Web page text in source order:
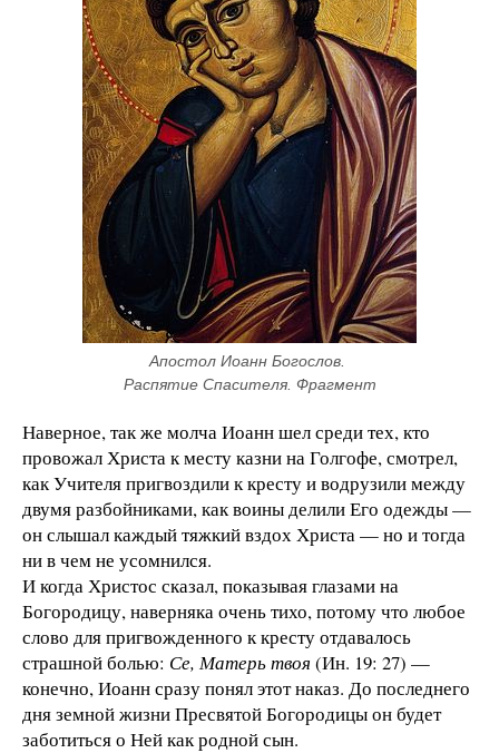
Апостол Иоанн Богослов.
Распятие Спасителя. Фрагмент
Наверное, так же молча Иоанн шел среди тех, кто
провожал Христа к месту казни на Голгофе, смотрел,
как Учителя пригвоздили к кресту и водрузили между
двумя разбойниками, как воины делили Его одежды —
он слышал каждый тяжкий вздох Христа — но и тогда
ни в чем не усомнился.
И когда Христос сказал, показывая глазами на
Богородицу, наверняка очень тихо, потому что любое
слово для пригвожденного к кресту отдавалось
страшной болью: Се, Матерь твоя (Ин. 19: 27) —
конечно, Иоанн сразу понял этот наказ. До последнего
дня земной жизни Пресвятой Богородицы он будет
заботиться о Ней как родной сын.